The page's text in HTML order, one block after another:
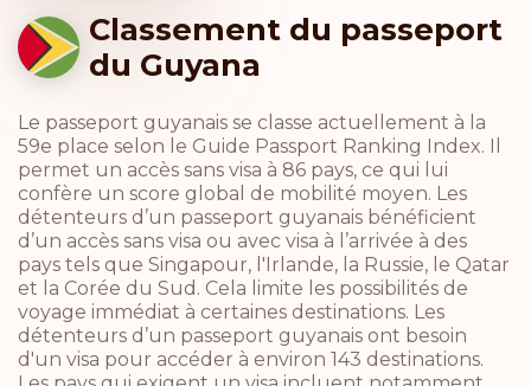
Classement du passeport
du Guyana
Le passeport guyanais se classe actuellement à la
59e place selon le Guide Passport Ranking Index. Il
permet un accès sans visa à 86 pays, ce qui lui
confère un score global de mobilité moyen. Les
détenteurs d’un passeport guyanais bénéficient
d’un accès sans visa ou avec visa à l’arrivée à des
pays tels que Singapour, l'Irlande, la Russie, le Qatar
et la Corée du Sud. Cela limite les possibilités de
voyage immédiat à certaines destinations. Les
détenteurs d’un passeport guyanais ont besoin
d'un visa pour accéder à environ 143 destinations.